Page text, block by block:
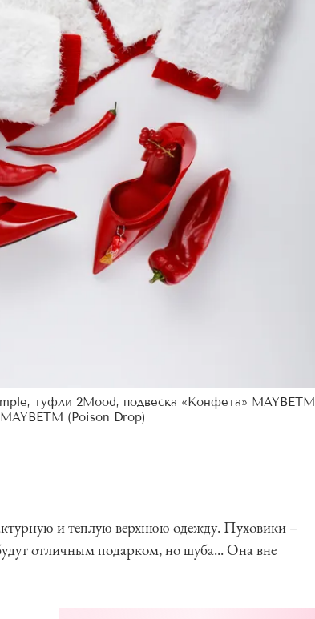
туфли 2Mood, подвеска «Конфета» MAYBETM
(Poison Drop)
и теплую верхнюю одежду. Пуховики –
отличным подарком, но шуба... Она вне